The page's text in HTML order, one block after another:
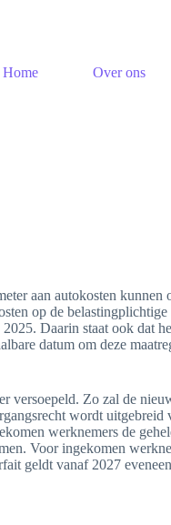
Home
Over ons
aan autokosten kunnen
op de
Daarin staat ook dat
datum om deze
versoepeld. Zo zal de
wordt uitgebreid
werknemers de
Voor ingekomen
geldt vanaf 2027